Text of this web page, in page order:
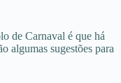
de Carnaval é que há
algumas sugestões para